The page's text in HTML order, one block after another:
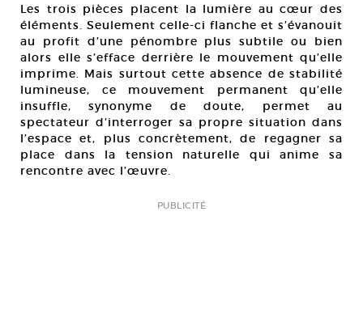
Les trois pièces placent la lumière au cœur des
éléments. Seulement celle-ci flanche et s’évanouit
au profit d’une pénombre plus subtile ou bien
alors elle s’efface derrière le mouvement qu’elle
imprime. Mais surtout cette absence de stabilité
lumineuse, ce mouvement permanent qu’elle
insuffle, synonyme de doute, permet au
spectateur d’interroger sa propre situation dans
l’espace et, plus concrètement, de regagner sa
place dans la tension naturelle qui anime sa
rencontre avec l’œuvre.
PUBLICITÉ